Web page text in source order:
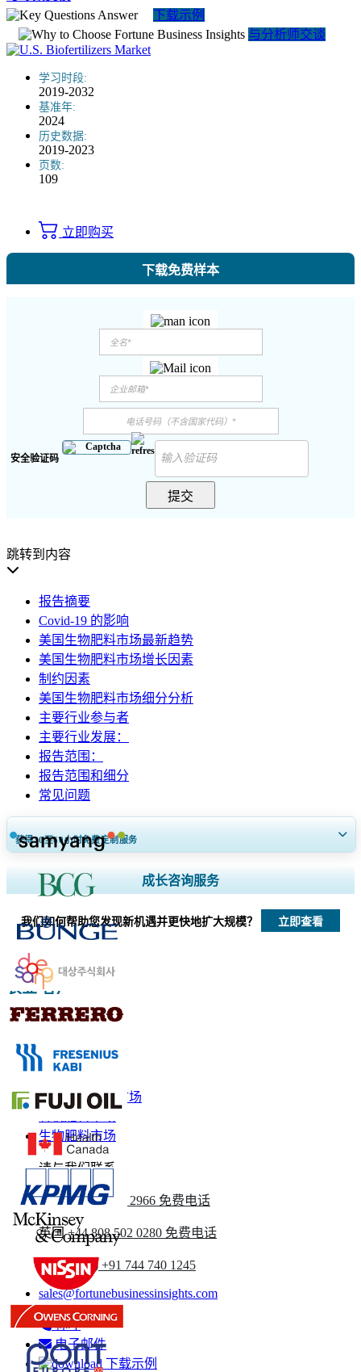
下载示例
与分析师交谈
学习时段:
2019-2032
基准年:
2024
历史数据:
2019-2023
页数:
109
立即购买
下载免费样本
安全验证码
提交
跳转到内容
报告摘要
Covid-19 的影响
美国生物肥料市场最新趋势
美国生物肥料市场增长因素
制约因素
美国生物肥料市场细分分析
主要行业参与者
主要行业发展：
报告范围：
报告范围和细分
常见问题
获得30至60小时免费定制服务
扩大区域和国家覆盖范围， 细分市场分析， 公司简介， 竞争基准分析，
以及最终用户洞察。
立即定制
成长咨询服务
我们如何帮助您发现新机遇并更快地扩大规模？ 立即查看
农业 客户
相关报道
印度生物肥料市场
生物肥料市场
请与我们联系
美国 +1 833 909 2966 免费电话
英国+44 808 502 0280 免费电话
(亚太地区) +91 744 740 1245
sales@fortunebusinessinsights.com
称呼
电子邮件
下载示例